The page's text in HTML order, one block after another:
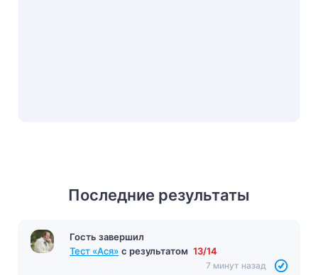
Последние результаты
Гость завершил
Тест 3 том «Война и мир» с результатом
7 минут назад